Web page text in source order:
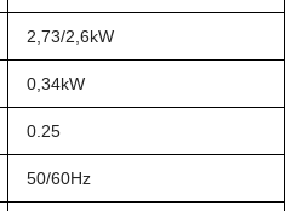
2,73/2,6kW
0,34kW
0.25
50/60Hz